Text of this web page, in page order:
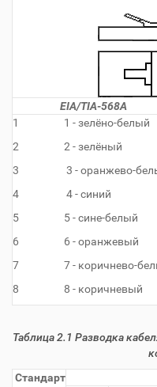
EIA/TIA-568A
1
1 - зелёно-белый
2
2 - зелёный
3
3 - оранжево-
4
4 - синий
5
5 - сине-белый
6
6 - оранжевый
7
7 - коричнево-
8
8 - коричневый
Таблица2.1 Разводка
Стандарт